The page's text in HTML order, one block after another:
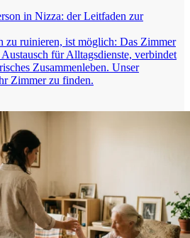
in Nizza: der Leitfaden zur
zu ruinieren, ist möglich: Das Zimmer
für Alltagsdienste, verbindet
Zusammenleben. Unser
Zimmer zu finden.